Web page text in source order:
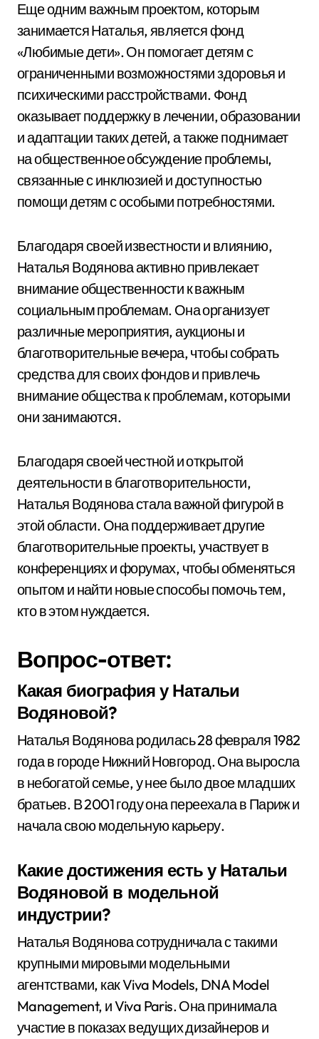
Еще одним важным проектом, которым
занимается Наталья, является фонд
«Любимые дети». Он помогает детям с
ограниченными возможностями здоровья и
психическими расстройствами. Фонд
оказывает поддержку в лечении, образовании
и адаптации таких детей, а также поднимает
на общественное обсуждение проблемы,
связанные с инклюзией и доступностью
помощи детям с особыми потребностями.
Благодаря своей известности и влиянию,
Наталья Водянова активно привлекает
внимание общественности к важным
социальным проблемам. Она организует
различные мероприятия, аукционы и
благотворительные вечера, чтобы собрать
средства для своих фондов и привлечь
внимание общества к проблемам, которыми
они занимаются.
Благодаря своей честной и открытой
деятельности в благотворительности,
Наталья Водянова стала важной фигурой в
этой области. Она поддерживает другие
благотворительные проекты, участвует в
конференциях и форумах, чтобы обменяться
опытом и найти новые способы помочь тем,
кто в этом нуждается.
Вопрос-ответ:
Какая биография у Натальи
Водяновой?
Наталья Водянова родилась 28 февраля 1982
года в городе Нижний Новгород. Она выросла
в небогатой семье, у нее было двое младших
братьев. В 2001 году она переехала в Париж и
начала свою модельную карьеру.
Какие достижения есть у Натальи
Водяновой в модельной
индустрии?
Наталья Водянова сотрудничала с такими
крупными мировыми модельными
агентствами, как Viva Models, DNA Model
Management, и Viva Paris. Она принимала
участие в показах ведущих дизайнеров и